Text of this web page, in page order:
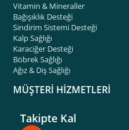
Vitamin & Mineraller
Bağışıklık Desteği
Sindirim Sistemi Desteği
Kalp Sağlığı
Karaciğer Desteği
Böbrek Sağlığı
Ağız & Diş Sağlığı
MÜŞTERİ HİZMETLERİ
Takipte Kal